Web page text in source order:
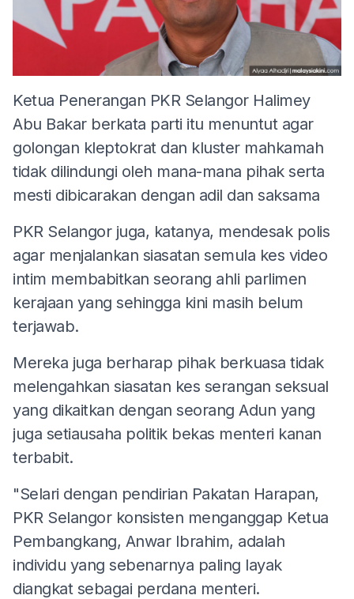
Ketua Penerangan PKR Selangor Halimey
Abu Bakar berkata parti itu menuntut agar
golongan kleptokrat dan kluster mahkamah
tidak dilindungi oleh mana-mana pihak serta
mesti dibicarakan dengan adil dan saksama
PKR Selangor juga, katanya, mendesak polis
agar menjalankan siasatan semula kes video
intim membabitkan seorang ahli parlimen
kerajaan yang sehingga kini masih belum
terjawab.
Mereka juga berharap pihak berkuasa tidak
melengahkan siasatan kes serangan seksual
yang dikaitkan dengan seorang Adun yang
juga setiausaha politik bekas menteri kanan
terbabit.
"Selari dengan pendirian Pakatan Harapan,
PKR Selangor konsisten menganggap Ketua
Pembangkang, Anwar Ibrahim, adalah
individu yang sebenarnya paling layak
diangkat sebagai perdana menteri.